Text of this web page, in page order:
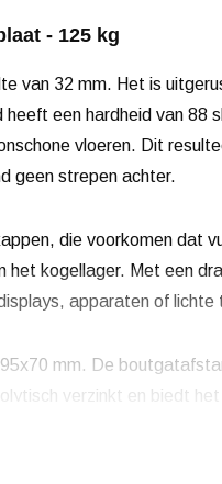
- 125 kg
van 32 mm. Het is
een hardheid van 88
vloeren. Dit
geen strepen achter.
die voorkomen dat
kogellager. Met een
apparaten of lichte
mm. De
verzinkt en biedt het